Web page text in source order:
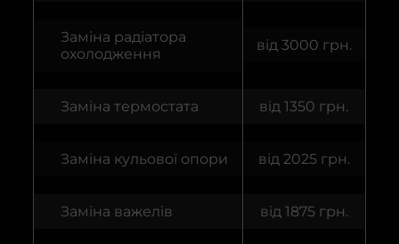
Заміна радіатора
охолодження
від 3000 грн.
Заміна термостата від 1350 грн.
Заміна кульової опори від 2025 грн.
Заміна важелів від 1875 грн.